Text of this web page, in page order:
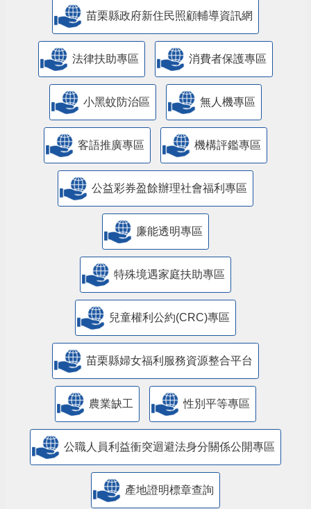
苗栗縣政府新住民照顧輔導資訊網
法律扶助專區 消費者保護專區
小黑蚊防治區 無人機專區
客語推廣專區 機構評鑑專區
公益彩券盈餘辦理社會福利專區
廉能透明專區
特殊境遇家庭扶助專區
兒童權利公約(CRC)專區
苗栗縣婦女福利服務資源整合平台
農業缺工 性別平等專區
公職人員利益衝突迴避法身分關係公開專區
產地證明標章查詢